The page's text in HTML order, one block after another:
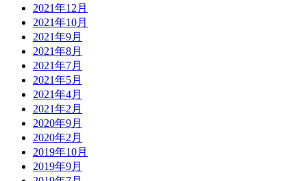
2021年12月
2021年10月
2021年9月
2021年8月
2021年7月
2021年5月
2021年4月
2021年2月
2020年9月
2020年2月
2019年10月
2019年9月